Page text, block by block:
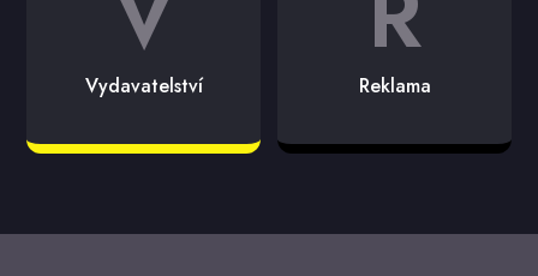
Vydavatelství Reklama